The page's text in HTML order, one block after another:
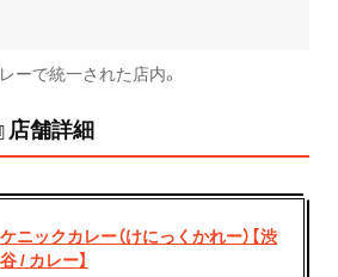
ーで統一された店内。
店舗詳細
ケニックカレー（けにっくかれー）【渋
谷 / カレー】